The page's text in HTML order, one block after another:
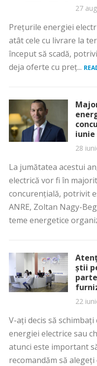
27
Prețurile energiei
atât cele cu livrare la
început să scadă,
deja oferte cu preț...
iunie
28
La jumătatea acestui
electrică vor fi în
concurențială, potrivit
ANRE, Zoltan Nagy-
teme energetice
știi
22
V-ați decis să
energiei electrice sau
atunci este important
recomandăm să